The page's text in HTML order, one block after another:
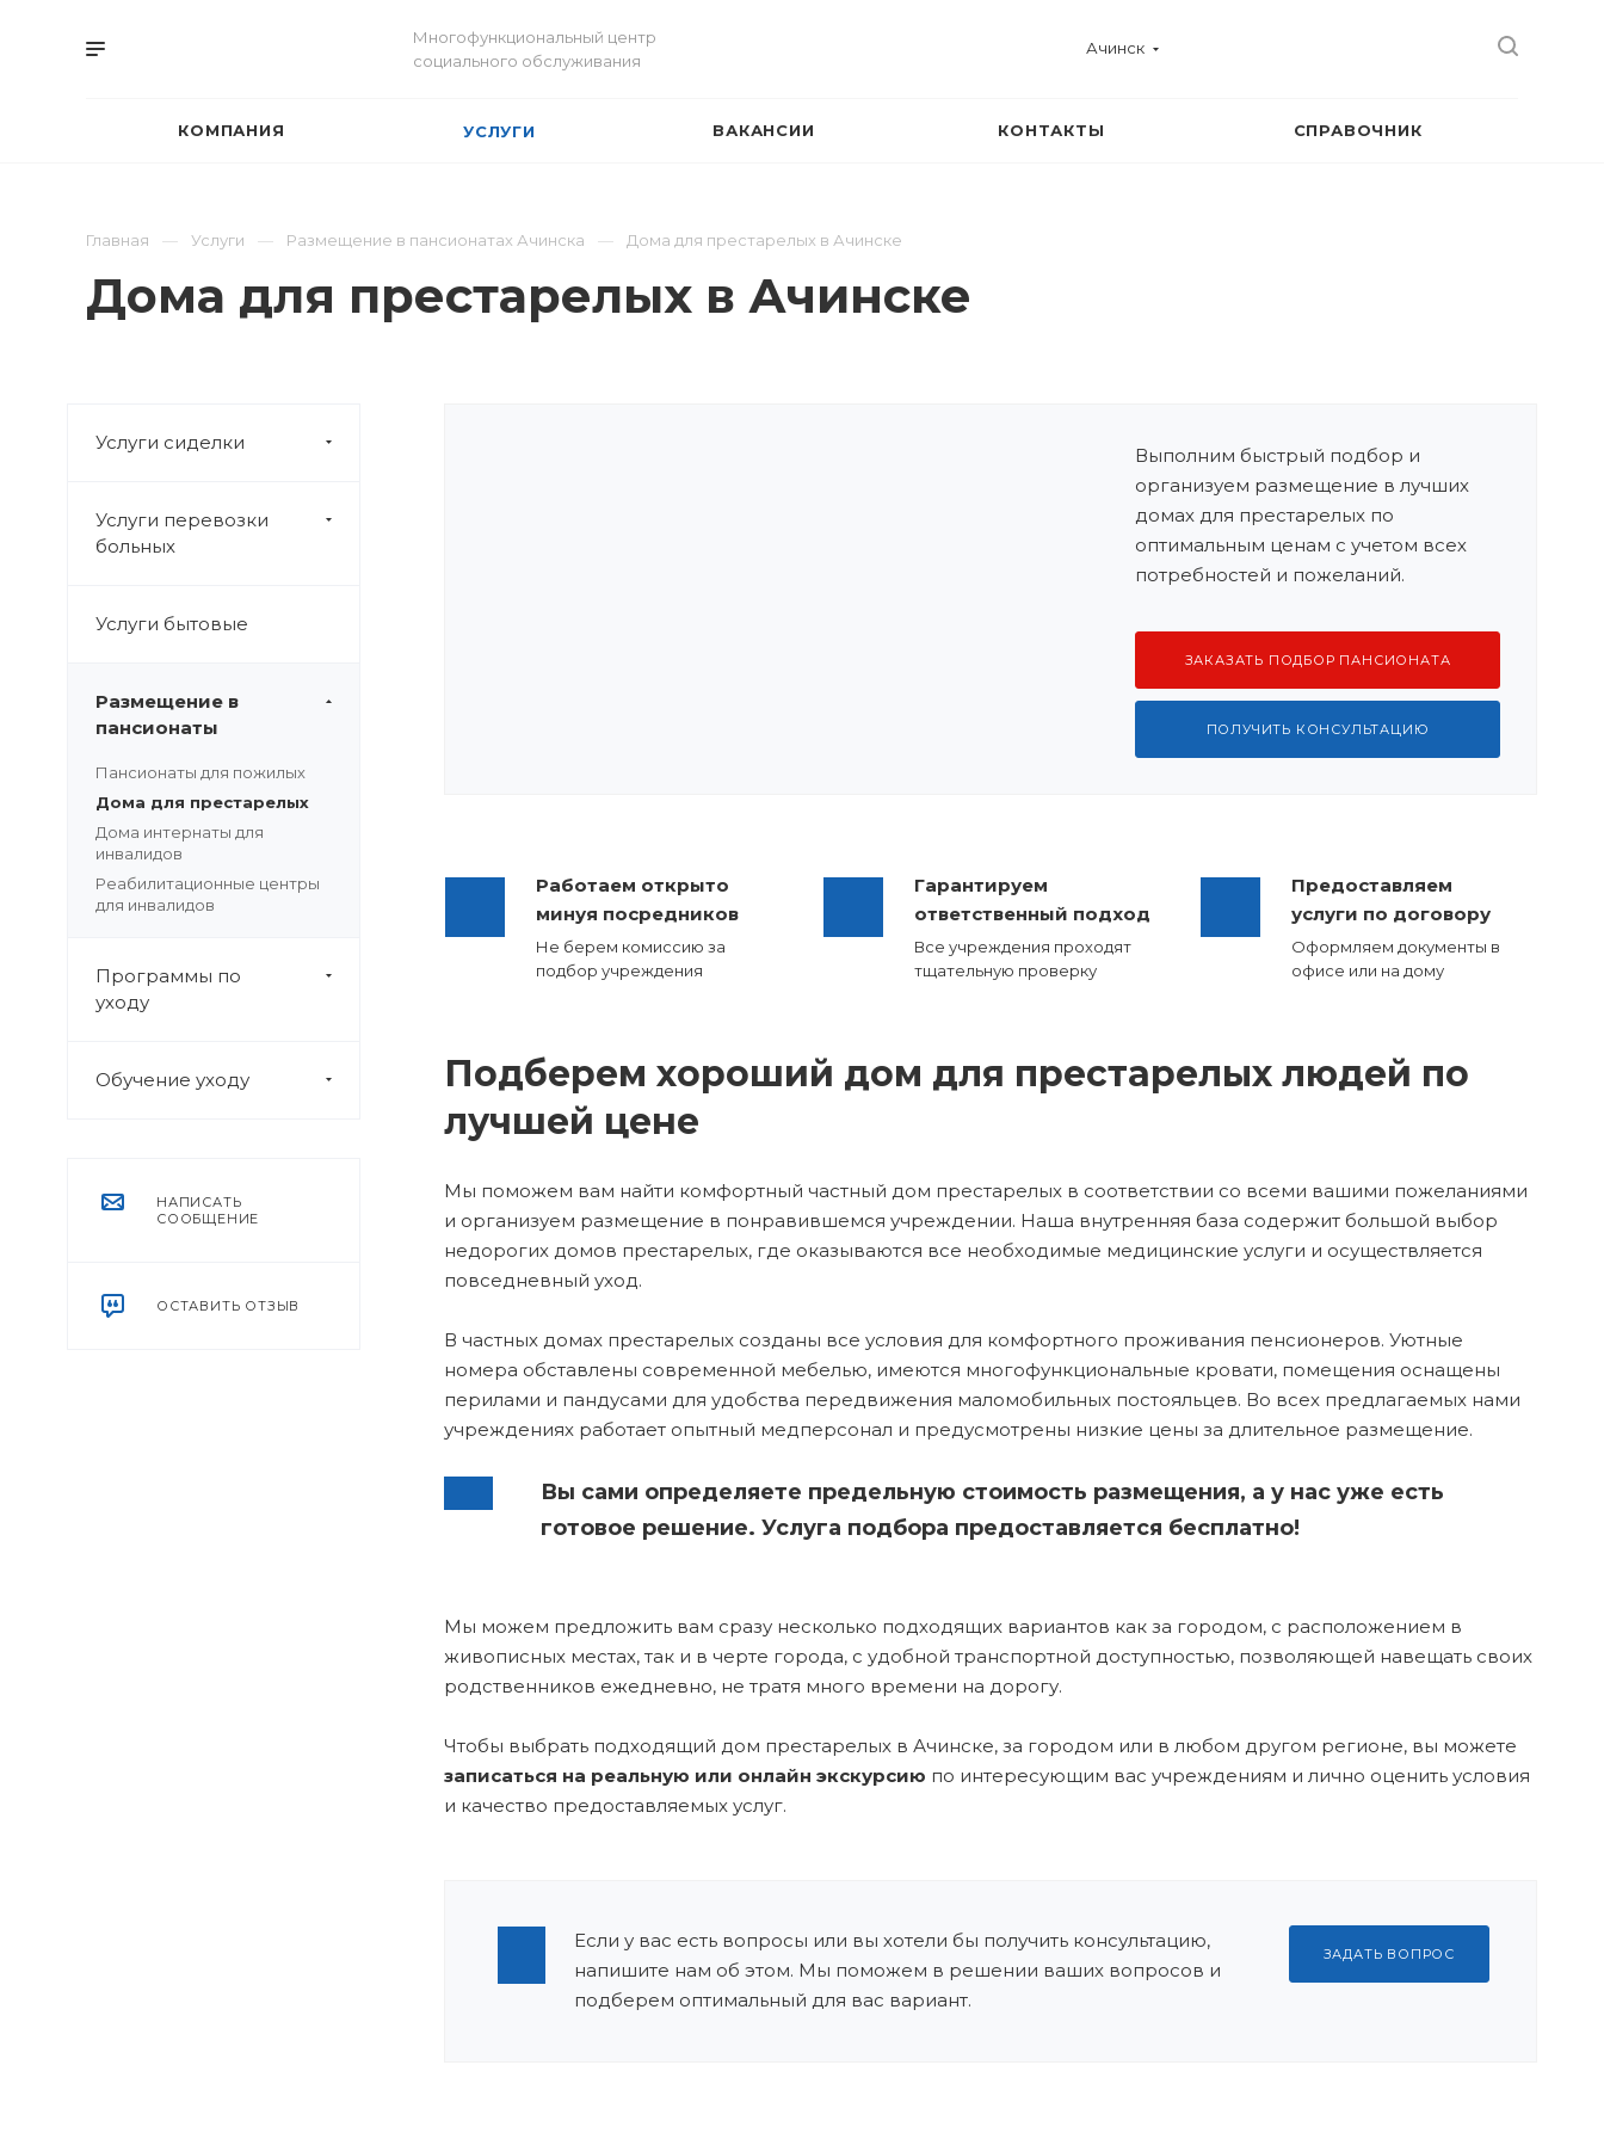
Многофункциональный центр
социального обслуживания
Ачинск
КОМПАНИЯ УСЛУГИ ВАКАНСИИ КОНТАКТЫ СПРАВОЧНИК
Главная Услуги Размещение в пансионатах Ачинска Дома для престарелых в Ачинске
Дома для престарелых в Ачинске
Услуги сиделки
Услуги перевозки
больных
Услуги бытовые
Размещение в
пансионаты
Пансионаты для пожилых
Дома для престарелых
Дома интернаты для
инвалидов
Реабилитационные центры
для инвалидов
Программы по
уходу
Обучение уходу
НАПИСАТЬ
СООБЩЕНИЕ
ОСТАВИТЬ ОТЗЫВ
Выполним быстрый подбор и
организуем размещение в лучших
домах для престарелых по
оптимальным ценам с учетом всех
потребностей и пожеланий.
ЗАКАЗАТЬ ПОДБОР ПАНСИОНАТА
ПОЛУЧИТЬ КОНСУЛЬТАЦИЮ
Работаем открыто
минуя посредников
Не берем комиссию за
подбор учреждения
Гарантируем
ответственный подход
Все учреждения проходят
тщательную проверку
Предоставляем
услуги по договору
Оформляем документы в
офисе или на дому
Подберем хороший дом для престарелых людей по
лучшей цене
Мы поможем вам найти комфортный частный дом престарелых в соответствии со всеми вашими пожеланиями
и организуем размещение в понравившемся учреждении. Наша внутренняя база содержит большой выбор
недорогих домов престарелых, где оказываются все необходимые медицинские услуги и осуществляется
повседневный уход.
В частных домах престарелых созданы все условия для комфортного проживания пенсионеров. Уютные
номера обставлены современной мебелью, имеются многофункциональные кровати, помещения оснащены
перилами и пандусами для удобства передвижения маломобильных постояльцев. Во всех предлагаемых нами
учреждениях работает опытный медперсонал и предусмотрены низкие цены за длительное размещение.
Вы сами определяете предельную стоимость размещения, а у нас уже есть
готовое решение. Услуга подбора предоставляется бесплатно!
Мы можем предложить вам сразу несколько подходящих вариантов как за городом, с расположением в
живописных местах, так и в черте города, с удобной транспортной доступностью, позволяющей навещать своих
родственников ежедневно, не тратя много времени на дорогу.
Чтобы выбрать подходящий дом престарелых в Ачинске, за городом или в любом другом регионе, вы можете
записаться на реальную или онлайн экскурсию по интересующим вас учреждениям и лично оценить условия
и качество предоставляемых услуг.
Если у вас есть вопросы или вы хотели бы получить консультацию,
напишите нам об этом. Мы поможем в решении ваших вопросов и
подберем оптимальный для вас вариант.
ЗАДАТЬ ВОПРОС